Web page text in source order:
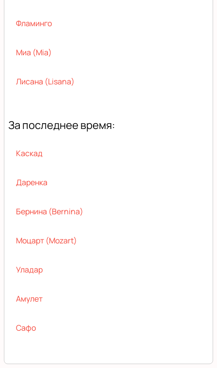
Фламинго
Миа (Mia)
Лисана (Lisana)
За последнее время:
Каскад
Даренка
Бернина (Bernina)
Моцарт (Mozart)
Уладар
Амулет
Сафо